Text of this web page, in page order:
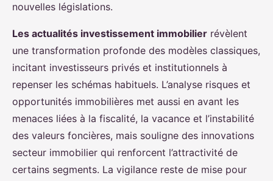
nouvelles législations.
Les actualités investissement immobilier révèlent
une transformation profonde des modèles classiques,
incitant investisseurs privés et institutionnels à
repenser les schémas habituels. L’analyse risques et
opportunités immobilières met aussi en avant les
menaces liées à la fiscalité, la vacance et l’instabilité
des valeurs foncières, mais souligne des innovations
secteur immobilier qui renforcent l’attractivité de
certains segments. La vigilance reste de mise pour